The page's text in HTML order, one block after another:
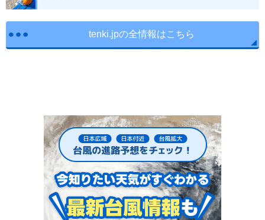
tenki.jpの全情報はこちら